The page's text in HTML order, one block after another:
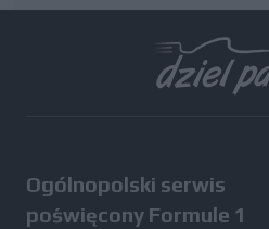
Ogólnopolski serwis
poświęcony Formule 1